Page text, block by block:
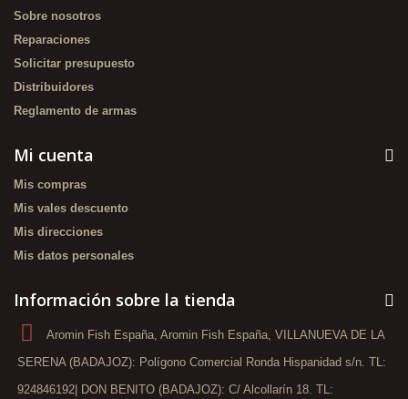
Sobre nosotros
Reparaciones
Solicitar presupuesto
Distribuidores
Reglamento de armas
Mi cuenta
Mis compras
Mis vales descuento
Mis direcciones
Mis datos personales
Información sobre la tienda
Aromin Fish España, Aromin Fish España, VILLANUEVA DE LA
SERENA (BADAJOZ): Polígono Comercial Ronda Hispanidad s/n. TL:
924846192| DON BENITO (BADAJOZ): C/ Alcollarín 18. TL: